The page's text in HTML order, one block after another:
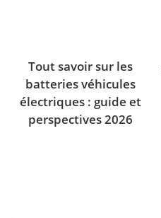
Tout savoir sur les
batteries véhicules
électriques : guide et
perspectives 2026